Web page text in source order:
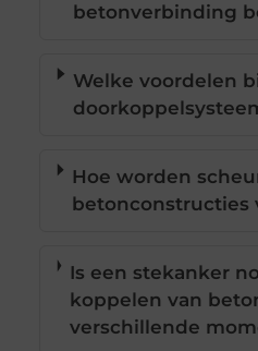
betonverbinding
Welke voordelen
Hoe worden
betonconstructies
Is een stekanker
koppelen van
verschillende